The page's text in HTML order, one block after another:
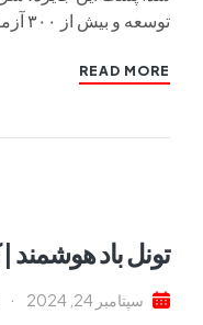
توسعه و بیش از ۳۰۰ آزمایشگاه در سراسر […]
READ MORE
تونل باد هوشمند
سپتامبر 24, 2024